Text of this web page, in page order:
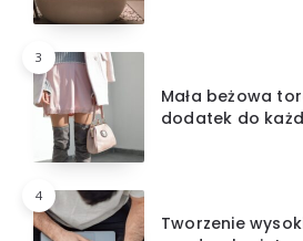
3
Mała beżowa
dodatek do
4
Tworzenie